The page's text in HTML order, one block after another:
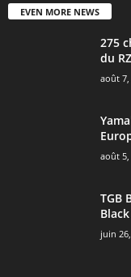
EVEN MORE NEWS
275
du
août 7,
août 5,
TGB
juin